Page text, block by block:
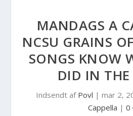
MANDAGS A
NCSU GRAINS
SONGS KNOW
DID IN THE
Indsendt af Povl | mar 2,
Cappella | 0